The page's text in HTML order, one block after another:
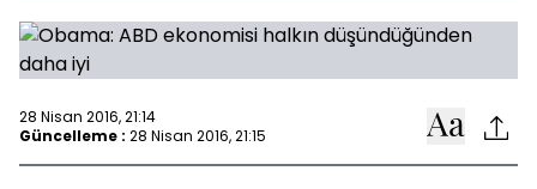
28 Nisan 2016, 21:14
Güncelleme : 28 Nisan 2016, 21:15